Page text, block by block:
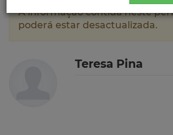
A informação contida neste
poderá estar desactualizada.
Teresa Pina